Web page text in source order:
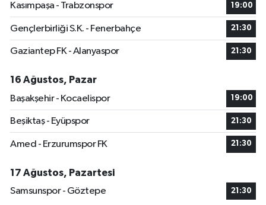
Kasımpaşa - Trabzonspor 19:00
Gençlerbirliği S.K. - Fenerbahçe 21:30
Gaziantep FK - Alanyaspor 21:30
16 Ağustos, Pazar
Başakşehir - Kocaelispor
19:00
Beşiktaş - Eyüpspor 21:30
Amed - Erzurumspor FK 21:30
17 Ağustos, Pazartesi
Samsunspor - Göztepe
21:30